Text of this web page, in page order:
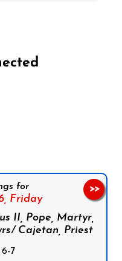
for
Friday
II, Pope, Martyr,
Cajetan, Priest
6-7
>>